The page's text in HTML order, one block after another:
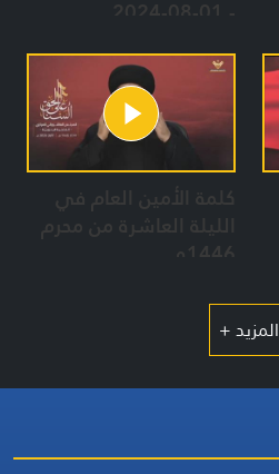
كلمة الأمين العام في
الليلة العاشرة من محرم
1446ه
المزيد +